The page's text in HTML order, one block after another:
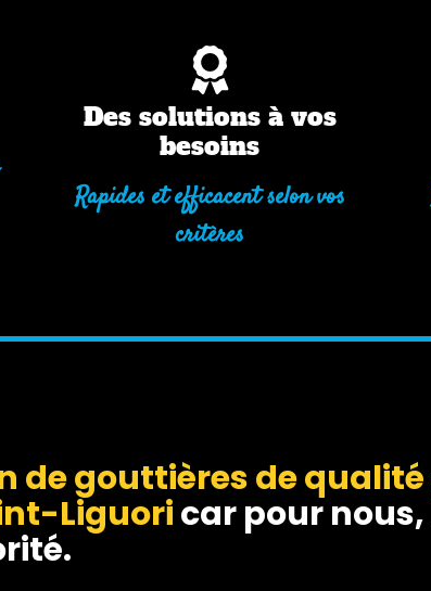
Des solutions à vos
besoins
Rapides et efficacent selon vos
critères
de gouttièresde
Liguoricar pour nous,